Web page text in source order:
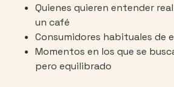
Quienes quieren entender
un café
Consumidores habituales de
Momentos en los que se
pero equilibrado